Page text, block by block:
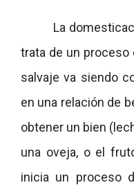
La
trata de un proceso
salvaje va siendo
en una relación de
obtener un bien
una oveja, o el
inicia un proceso